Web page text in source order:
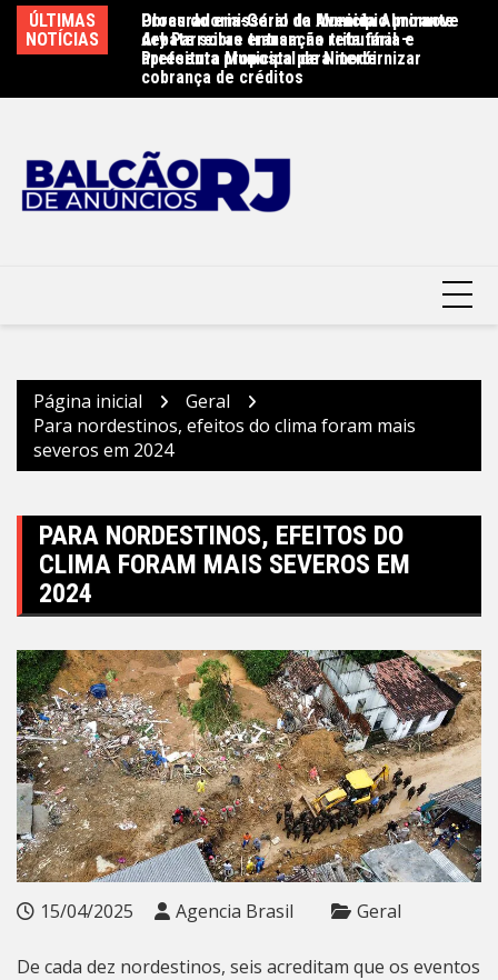
para
ÚLTIMAS
NOTÍCIAS
Procuradoria-Geral do Município promove
debate sobre transação tributária e
apresenta proposta para modernizar
cobrança de créditos
Obras do emissário da Avenida Almirante
Ary Parreiras entram na reta final –
Prefeitura Municipal de Niterói
Página inicial
Geral
Para nordestinos, efeitos do clima foram mais
severos em 2024
PARA NORDESTINOS, EFEITOS DO
CLIMA FORAM MAIS SEVEROS EM
2024
15/04/2025 Agencia Brasil Geral
De cada dez nordestinos, seis acreditam que os eventos